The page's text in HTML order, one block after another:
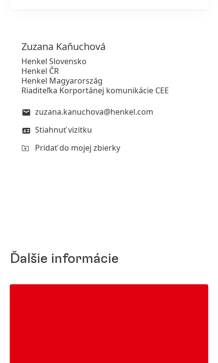
Zuzana Kaňuchová
Henkel Slovensko
Henkel ČR
Henkel Magyarország
Riaditeľka Korportánej komunikácie CEE
zuzana.kanuchova@henkel.com
Stiahnuť vizitku
Pridať do mojej zbierky
Ďalšie informácie